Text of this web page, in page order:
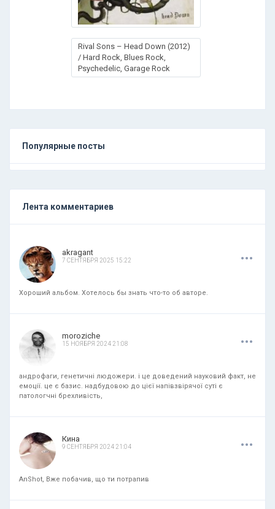
Rival Sons – Head Down (2012)
/ Hard Rock, Blues Rock,
Psychedelic, Garage Rock
Популярные посты
Лента комментариев
akragant
7 СЕНТЯБРЯ 2025 15:22 ...
Хороший альбом. Хотелось бы знать что-то об авторе.
moroziche
15 НОЯБРЯ 2024 21:08 ...
андрофаги, генетичні людожери. і це доведений науковий факт, не
емоції. це є базис. надбудовою до цієї напівзвірячої суті є
патологчні брехливість,
Кина
9 СЕНТЯБРЯ 2024 21:04 ...
AnShot, Вже побачив, що ти потрапив